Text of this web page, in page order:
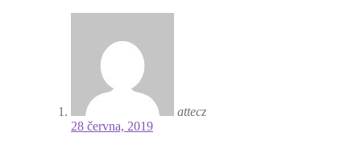
attecz
28 června, 2019